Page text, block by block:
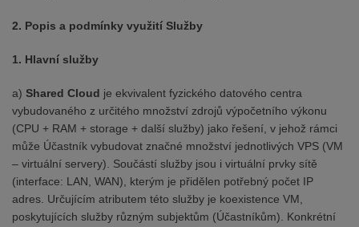
2. Popis a podmínky využití Služby
1. Hlavní služby
a) Shared Cloud je ekvivalent fyzického datového centra
vybudovaného z určitého množství zdrojů výpočetního výkonu
(CPU + RAM + storage + další služby) jako řešení, v jehož rámci
může Účastník vybudovat značné množství jednotlivých VPS (VM
– virtuální servery). Součástí služby jsou i virtuální prvky sítě
(interface: LAN, WAN), kterým je přidělen potřebný počet IP
adres. Určujícím atributem této služby je koexistence VM,
poskytujících služby různým subjektům (Účastníkům). Konkrétní